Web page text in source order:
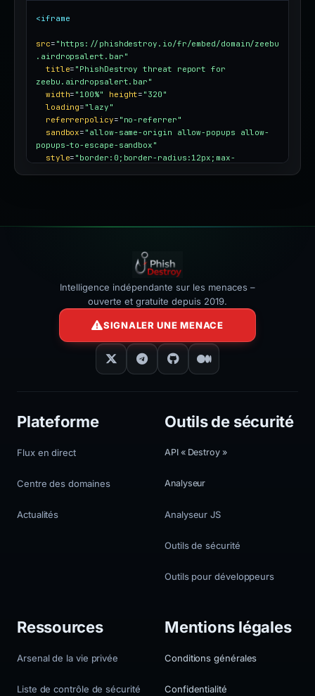
<iframe
src= "https://phishdestroy.io/fr/embed/domain/zeebu
.airdropsalert.bar"
title= "PhishDestroy threat report for
zeebu.airdropsalert.bar"
width= "100%" height= "320"
loading= "lazy"
referrerpolicy= "no-referrer"
sandbox= "allow-same-origin allow-popups allow-
popups-to-escape-sandbox"
style= "border:0;border-radius:12px;max-
Intelligence indépendante sur les menaces –
ouverte et gratuite depuis 2019.
SIGNALER UNE MENACE
Plateforme
Flux en direct
Centre des domaines
Actualités
Outils de sécurité
API « Destroy »
Analyseur
Analyseur JS
Outils de sécurité
Outils pour développeurs
Ressources
Arsenal de la vie privée
Liste de contrôle de sécurité
Mentions légales
Conditions générales
Confidentialité